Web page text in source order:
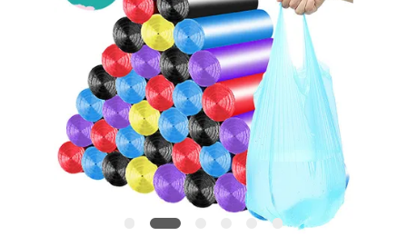
PRIVACY
POLICY